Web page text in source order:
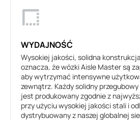
WYDAJNOŚĆ
Wysokiej jakości, solidna
oznacza, że wózki Aisle Master są
aby wytrzymać intensywne
zewnątrz. Każdy solidny przegubowy
jest produkowany zgodnie z
przy użyciu wysokiej jakości stali i
dystrybuowany z naszej globalnej